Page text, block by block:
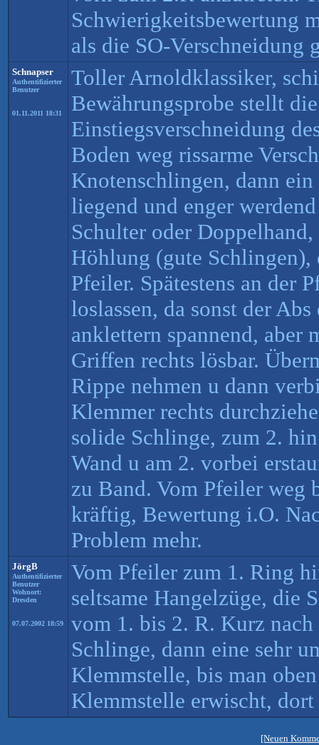
Schwierigkeitsbewertung
als die SO-Verschneidung
Schnapser
Authentifizierter
Benutzer
01.11.2011 18:31
Toller Arnoldklassiker,
Bewährungsprobe stellt die
Einstiegsverschneidung
Boden weg rissarme
Knotenschlingen, dann
liegend und enger
Schulter oder
Höhlung (gute Schlingen),
Pfeiler. Spätestens an der
loslassen, da sonst der
anklettern spannend, aber
Griffen rechts lösbar.
Rippe nehmen u dann
Klemmer rechts
solide Schlinge, zum 2.
Wand u am 2. vorbei
zu Band. Vom Pfeiler weg
kräftig, Bewertung i.O.
Problem mehr.
JörgB
Authentifizierter
Benutzer
Wohnort:
Dresden
07.07.2002 18:59
Vom Pfeiler zum 1. Ring
seltsame Hangelzüge, die
vom 1. bis 2. R. Kurz
Schlinge, dann eine sehr
Klemmstelle, bis man
Klemmstelle erwischt,
[Neuen